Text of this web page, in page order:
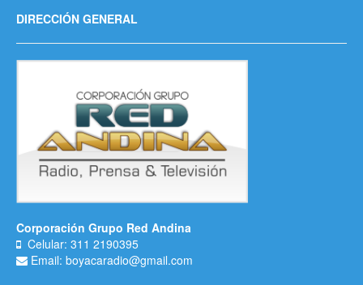
DIRECCIÓN GENERAL
Corporación Grupo Red Andina
Celular: 311 2190395
Email: boyacaradio@gmail.com